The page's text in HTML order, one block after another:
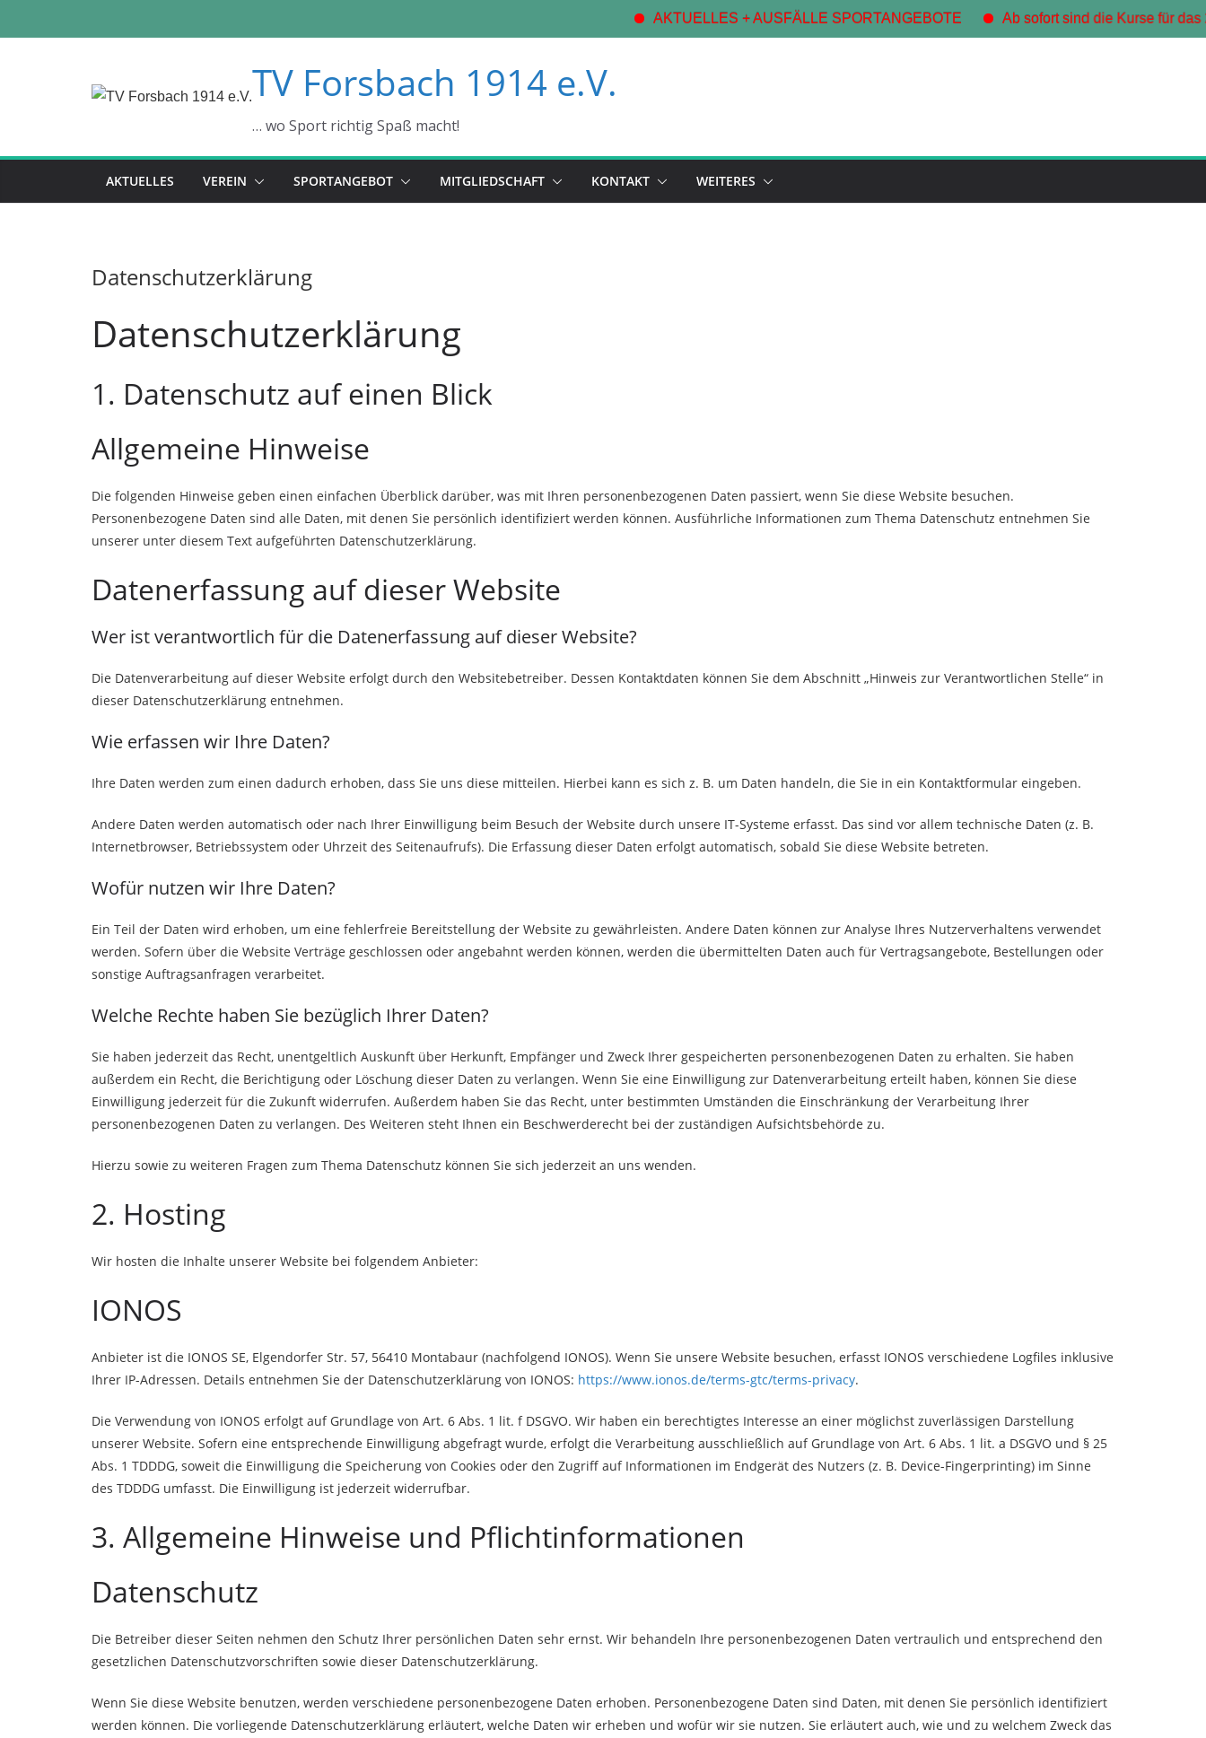
AKTUELLES + AUSFÄLLE SPORTANGEBOTE Ab sofort sind die Kurse für das 2. Halbjahr
TV Forsbach 1914 e.V.
… wo Sport richtig Spaß macht!
AKTUELLES VEREIN SPORTANGEBOT MITGLIEDSCHAFT KONTAKT WEITERES
Datenschutzerklärung
Datenschutz­erklärung
1. Datenschutz auf einen Blick
Allgemeine Hinweise
Die folgenden Hinweise geben einen einfachen Überblick darüber, was mit Ihren personenbezogenen Daten passiert, wenn Sie diese Website besuchen.
Personenbezogene Daten sind alle Daten, mit denen Sie persönlich identifiziert werden können. Ausführliche Informationen zum Thema Datenschutz entnehmen Sie
unserer unter diesem Text aufgeführten Datenschutzerklärung.
Datenerfassung auf dieser Website
Wer ist verantwortlich für die Datenerfassung auf dieser Website?
Die Datenverarbeitung auf dieser Website erfolgt durch den Websitebetreiber. Dessen Kontaktdaten können Sie dem Abschnitt „Hinweis zur Verantwortlichen Stelle“ in
dieser Datenschutzerklärung entnehmen.
Wie erfassen wir Ihre Daten?
Ihre Daten werden zum einen dadurch erhoben, dass Sie uns diese mitteilen. Hierbei kann es sich z. B. um Daten handeln, die Sie in ein Kontaktformular eingeben.
Andere Daten werden automatisch oder nach Ihrer Einwilligung beim Besuch der Website durch unsere IT-Systeme erfasst. Das sind vor allem technische Daten (z. B.
Internetbrowser, Betriebssystem oder Uhrzeit des Seitenaufrufs). Die Erfassung dieser Daten erfolgt automatisch, sobald Sie diese Website betreten.
Wofür nutzen wir Ihre Daten?
Ein Teil der Daten wird erhoben, um eine fehlerfreie Bereitstellung der Website zu gewährleisten. Andere Daten können zur Analyse Ihres Nutzerverhaltens verwendet
werden. Sofern über die Website Verträge geschlossen oder angebahnt werden können, werden die übermittelten Daten auch für Vertragsangebote, Bestellungen oder
sonstige Auftragsanfragen verarbeitet.
Welche Rechte haben Sie bezüglich Ihrer Daten?
Sie haben jederzeit das Recht, unentgeltlich Auskunft über Herkunft, Empfänger und Zweck Ihrer gespeicherten personenbezogenen Daten zu erhalten. Sie haben
außerdem ein Recht, die Berichtigung oder Löschung dieser Daten zu verlangen. Wenn Sie eine Einwilligung zur Datenverarbeitung erteilt haben, können Sie diese
Einwilligung jederzeit für die Zukunft widerrufen. Außerdem haben Sie das Recht, unter bestimmten Umständen die Einschränkung der Verarbeitung Ihrer
personenbezogenen Daten zu verlangen. Des Weiteren steht Ihnen ein Beschwerderecht bei der zuständigen Aufsichtsbehörde zu.
Hierzu sowie zu weiteren Fragen zum Thema Datenschutz können Sie sich jederzeit an uns wenden.
2. Hosting
Wir hosten die Inhalte unserer Website bei folgendem Anbieter:
IONOS
Anbieter ist die IONOS SE, Elgendorfer Str. 57, 56410 Montabaur (nachfolgend IONOS). Wenn Sie unsere Website besuchen, erfasst IONOS verschiedene Logfiles inklusive
Ihrer IP-Adressen. Details entnehmen Sie der Datenschutzerklärung von IONOS: https://www.ionos.de/terms-gtc/terms-privacy.
Die Verwendung von IONOS erfolgt auf Grundlage von Art. 6 Abs. 1 lit. f DSGVO. Wir haben ein berechtigtes Interesse an einer möglichst zuverlässigen Darstellung
unserer Website. Sofern eine entsprechende Einwilligung abgefragt wurde, erfolgt die Verarbeitung ausschließlich auf Grundlage von Art. 6 Abs. 1 lit. a DSGVO und § 25
Abs. 1 TDDDG, soweit die Einwilligung die Speicherung von Cookies oder den Zugriff auf Informationen im Endgerät des Nutzers (z. B. Device-Fingerprinting) im Sinne
des TDDDG umfasst. Die Einwilligung ist jederzeit widerrufbar.
3. Allgemeine Hinweise und Pflicht­informationen
Datenschutz
Die Betreiber dieser Seiten nehmen den Schutz Ihrer persönlichen Daten sehr ernst. Wir behandeln Ihre personenbezogenen Daten vertraulich und entsprechend den
gesetzlichen Datenschutzvorschriften sowie dieser Datenschutzerklärung.
Wenn Sie diese Website benutzen, werden verschiedene personenbezogene Daten erhoben. Personenbezogene Daten sind Daten, mit denen Sie persönlich identifiziert
werden können. Die vorliegende Datenschutzerklärung erläutert, welche Daten wir erheben und wofür wir sie nutzen. Sie erläutert auch, wie und zu welchem Zweck das